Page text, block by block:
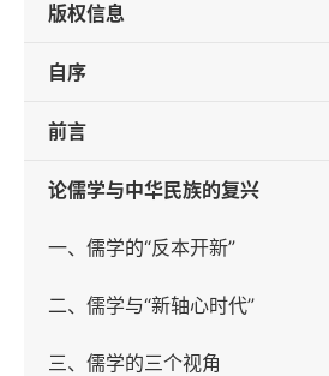
版权信息
自序
前言
论儒学与中华民族的复兴
一、儒学的“反本开新”
二、儒学与“新轴心时代”
三、儒学的三个视角